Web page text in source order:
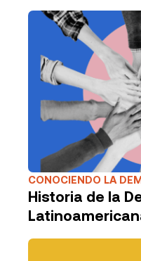
CONOCIENDO LA
Historia de la